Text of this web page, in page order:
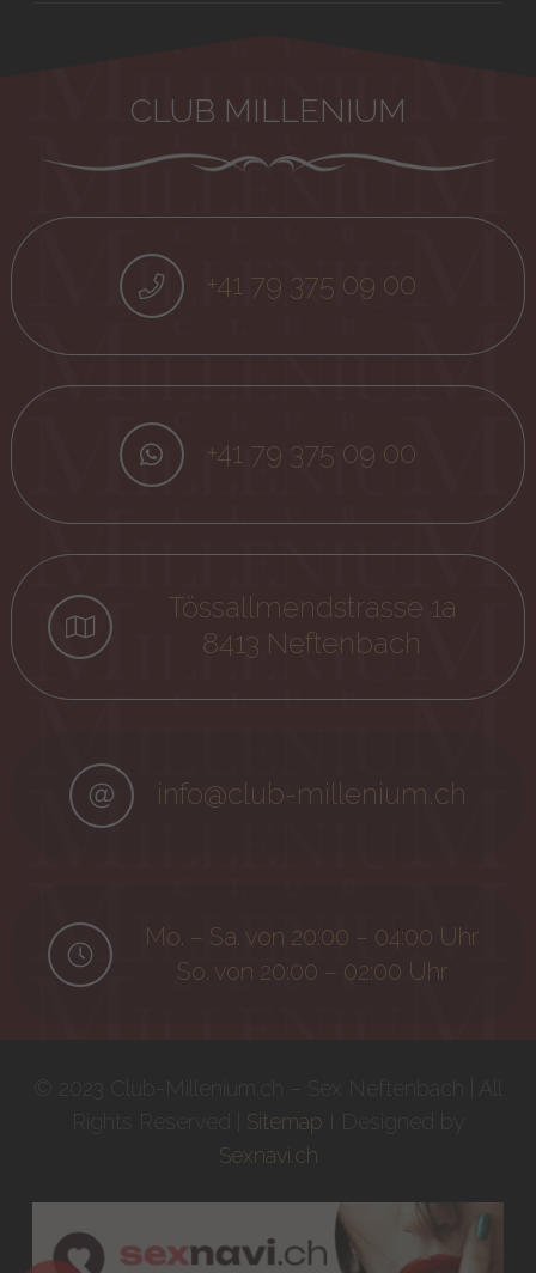
CLUB MILLENIUM
+41 79 375 09 00
+41 79 375 09 00
Tössallmendstrasse 1a
8413 Neftenbach
info@club-millenium.ch
Mo. – Sa. von 20:00 – 04:00 Uhr
So. von 20:00 – 02:00 Uhr
Sitemap
Sexnavi.ch